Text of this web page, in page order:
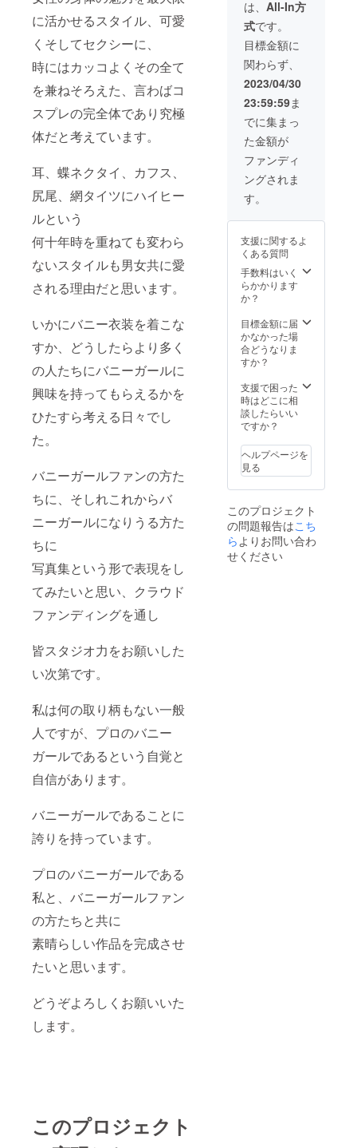
に活かせるスタイル、可愛
くそしてセクシーに、
時にはカッコよくその全て
を兼ねそろえた、言わばコ
スプレの完全体であり究極
体だと考えています。
耳、蝶ネクタイ、カフス、
尻尾、網タイツにハイヒー
ルという
何十年時を重ねても変わら
ないスタイルも男女共に愛
される理由だと思います。
いかにバニー衣装を着こな
すか、どうしたらより多く
の人たちにバニーガールに
興味を持ってもらえるかを
ひたすら考える日々でし
た。
バニーガールファンの方た
ちに、そしれこれからバ
ニーガールになりうる方た
ちに
写真集という形で表現をし
てみたいと思い、クラウド
ファンディングを通し
皆スタジオ力をお願いした
い次第です。
私は何の取り柄もない一般
人ですが、プロのバニー
ガールであるという自覚と
自信があります。
バニーガールであることに
誇りを持っています。
プロのバニーガールである
私と、バニーガールファン
の方たちと共に
素晴らしい作品を完成させ
たいと思います。
どうぞよろしくお願いいた
します。
このプロジェクト
内着用衣装1着 ※
衣装の種類はお
選び頂けません
※使用済みですの
で汚れなどがあ
る可能性もござ
います。予めご
は、 All-In方
式です。
目標金額に
関わらず、
2023/04/30
23:59:59ま
でに集まっ
た金額が
ファンディ
ングされま
す。
支援に関するよ
くある質問
手数料はいく
らかかります
か？
目標金額に届
かなかった場
合どうなりま
すか？
支援で困った
時はどこに相
談したらいい
ですか？
ヘルプページを
見る
このプロジェクト
の問題報告はこち
ら よりお問い合わ
せください